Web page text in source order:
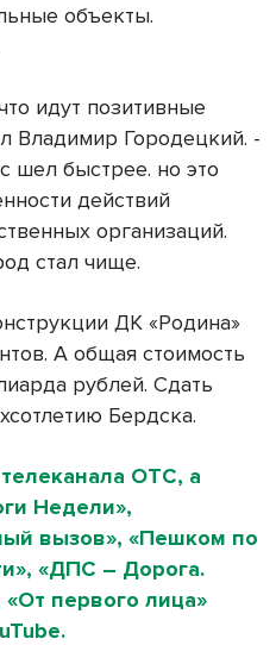
объекты.
идут позитивные
Владимир Городецкий. -
шел быстрее. но это
действий
организаций.
стал чище.
ДК «Родина»
А общая стоимость
рублей. Сдать
Бердска.
ОТС, а
Недели»,
вызов», «Пешком по
«ДПС – Дорога.
первого лица»